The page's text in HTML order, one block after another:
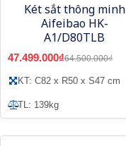
Két sắt thông minh
Aifeibao HK-
A1/D80TLB
47.499.000₫64.500.000₫
KT: C82 x R50 x S47 cm
TL: 139kg